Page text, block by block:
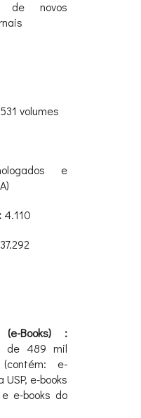
de novos
volumes
e
4.110
37.292
(e-Books) :
de 489 mil
e-
e-books
e-books do